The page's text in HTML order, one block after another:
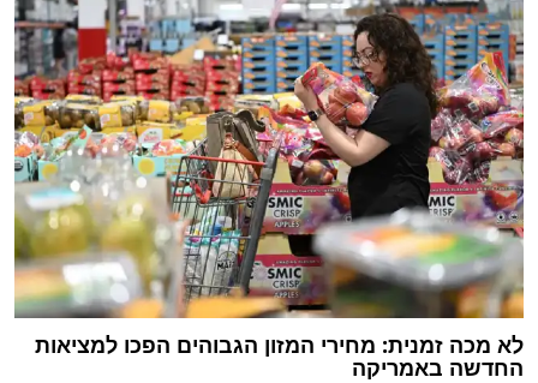
לא מכה זמנית: מחירי המזון הגבוהים הפכו למציאות
החדשה באמריקה